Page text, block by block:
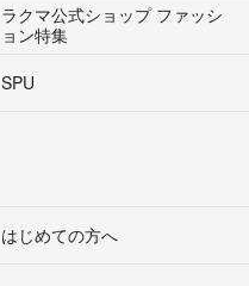
ラクマ公式ショップ ファッシ
ョン特集
SPU
はじめての方へ